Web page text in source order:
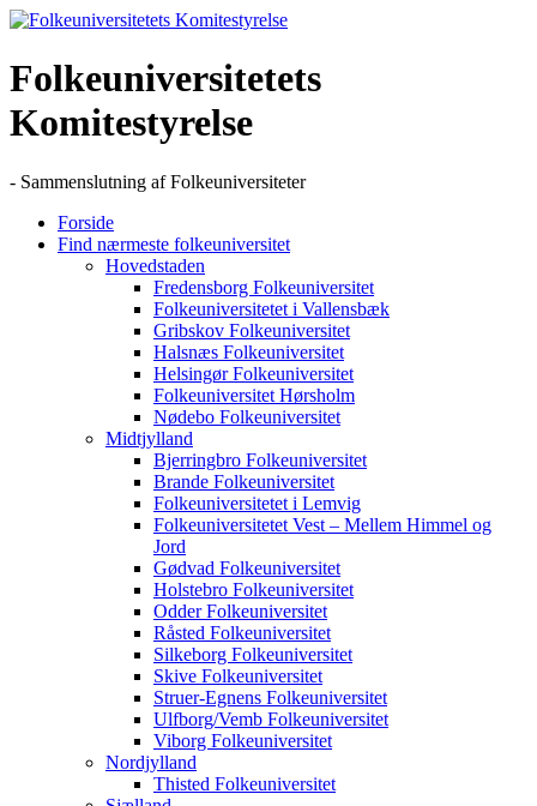
Skip
content
Folkeuniversitetets
Komitestyrelse
- Sammenslutning af Folkeuniversiteter
Forside
Find nærmeste folkeuniversitet
Hovedstaden
Fredensborg Folkeuniversitet
Folkeuniversitetet i Vallensbæk
Gribskov Folkeuniversitet
Halsnæs Folkeuniversitet
Helsingør Folkeuniversitet
Folkeuniversitet Hørsholm
Nødebo Folkeuniversitet
Midtjylland
Bjerringbro Folkeuniversitet
Brande Folkeuniversitet
Folkeuniversitetet i Lemvig
Folkeuniversitetet Vest – Mellem Himmel og
Jord
Gødvad Folkeuniversitet
Holstebro Folkeuniversitet
Odder Folkeuniversitet
Råsted Folkeuniversitet
Silkeborg Folkeuniversitet
Skive Folkeuniversitet
Struer-Egnens Folkeuniversitet
Ulfborg/Vemb Folkeuniversitet
Viborg Folkeuniversitet
Nordjylland
Thisted Folkeuniversitet